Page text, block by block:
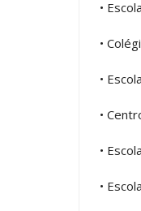
•
•
•
•
•
•